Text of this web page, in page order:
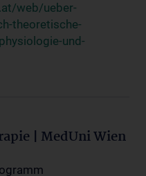
web/ueber-
theoretische-
und-
| MedUni Wien